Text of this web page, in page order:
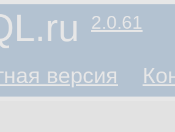
2.0.61
версия